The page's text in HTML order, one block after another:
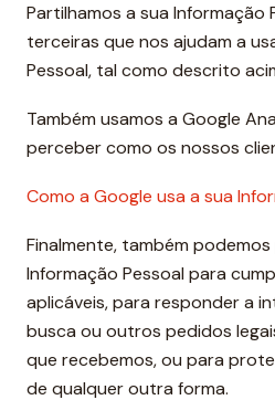
Partilhamos a sua Informação
terceiras que nos ajudam a
Pessoal, tal como descrito
Também usamos a Google
perceber como os nossos
Como a Google usa a sua
Finalmente, também
Informação Pessoal para
aplicáveis, para responder a
busca ou outros pedidos
que recebemos, ou para
de qualquer outra forma.